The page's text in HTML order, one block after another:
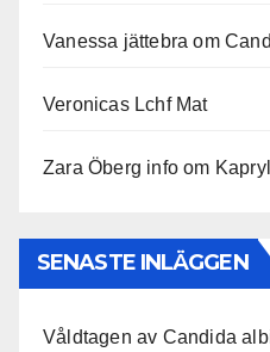
Vanessa jättebra om
Veronicas Lchf Mat
Zara Öberg info om
SENASTE INLÄGGEN
Våldtagen av Candida